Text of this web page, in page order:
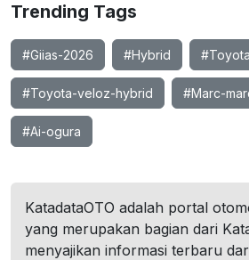
Trending Tags
#Giias-2026 #Hybrid #Toyota
#Toyota-veloz-hybrid #Marc-
#Ai-ogura
KatadataOTO adalah portal
yang merupakan bagian dari
menyajikan informasi terbaru